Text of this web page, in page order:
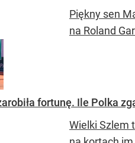
Piękny sen
na Roland
fortunę. Ile Polka
Wielki Szlem